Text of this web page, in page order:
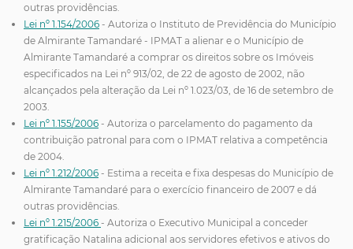
outras providências.
Lei nº 1.154/2006 - Autoriza o Instituto de Previdência do Município
de Almirante Tamandaré - IPMAT a alienar e o Município de
Almirante Tamandaré a comprar os direitos sobre os Imóveis
especificados na Lei nº 913/02, de 22 de agosto de 2002, não
alcançados pela alteração da Lei nº 1.023/03, de 16 de setembro de
2003.
Lei nº 1.155/2006 - Autoriza o parcelamento do pagamento da
contribuição patronal para com o IPMAT relativa a competência
de 2004.
Lei nº 1.212/2006 - Estima a receita e fixa despesas do Município de
Almirante Tamandaré para o exercício financeiro de 2007 e dá
outras providências.
Lei nº 1.215/2006 - Autoriza o Executivo Municipal a conceder
gratificação Natalina adicional aos servidores efetivos e ativos do